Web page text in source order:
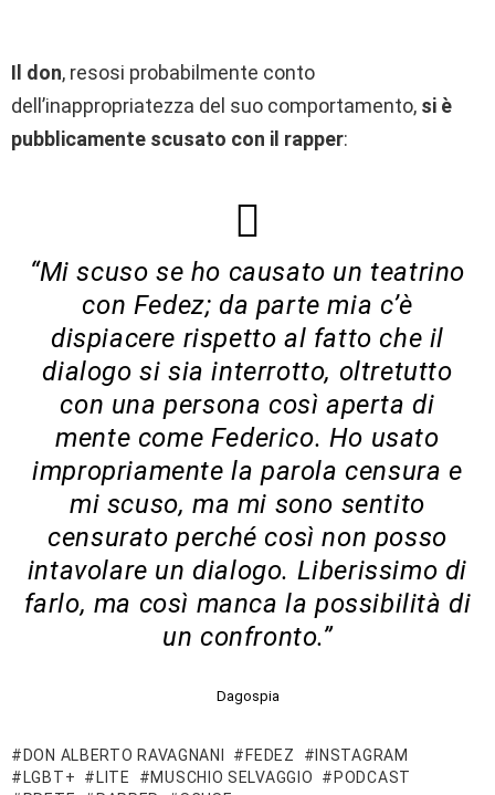
Il don, resosi probabilmente conto
dell’inappropriatezza del suo comportamento, si è
pubblicamente scusato con il rapper:
“Mi scuso se ho causato un teatrino
con Fedez; da parte mia c’è
dispiacere rispetto al fatto che il
dialogo si sia interrotto, oltretutto
con una persona così aperta di
mente come Federico. Ho usato
impropriamente la parola censura e
mi scuso, ma mi sono sentito
censurato perché così non posso
intavolare un dialogo. Liberissimo di
farlo, ma così manca la possibilità di
un confronto.”
Dagospia
DON ALBERTO RAVAGNANI FEDEZ
INSTAGRAM
LGBT+
LITE MUSCHIO SELVAGGIO
PODCAST